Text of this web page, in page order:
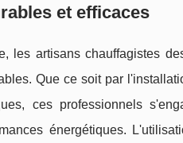
et efficaces
les artisans chauffagistes
Que ce soit par
ces professionnels
énergétiques.